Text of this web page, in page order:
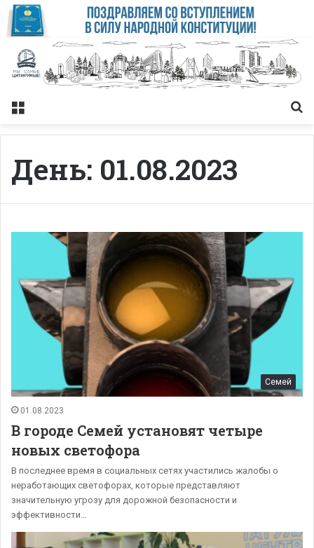
Меню
День: 01.08.2023
Семей
01.08.2023
В городе Семей установят четыре
новых светофора
В последнее время в социальных сетях участились жалобы о
неработающих светофорах, которые представляют
значительную угрозу для дорожной безопасности и
эффективности…